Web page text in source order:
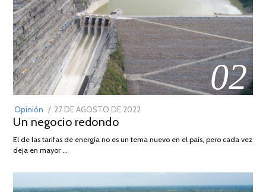
02
Opinión
POSTED
ON
27 DE AGOSTO DE 2022
DE
Un negocio redondo
El de las tarifas de energía no es un tema nuevo en el país, pero cada vez
deja en mayor …